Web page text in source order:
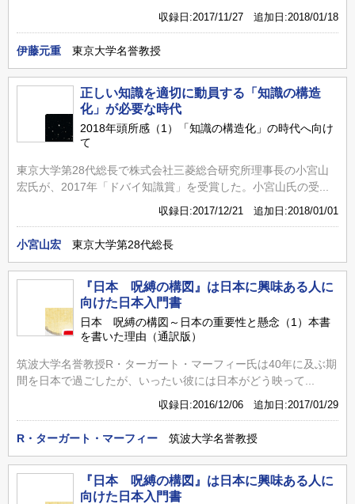
収録日:2017/11/27 追加日:2018/01/18
伊藤元重 東京大学名誉教授
正しい知識を適切に動員する「知識の構造
化」が必要な時代
2018年頭所感（1）「知識の構造化」の時代へ向け
て
東京大学第28代総長で株式会社三菱総合研究所理事長の小宮山
宏氏が、2017年「ドバイ知識賞」を受賞した。小宮山氏の受...
収録日:2017/12/21 追加日:2018/01/01
小宮山宏 東京大学第28代総長
『日本 呪縛の構図』は日本に興味ある人に
向けた日本入門書
日本 呪縛の構図～日本の重要性と懸念（1）本書
を書いた理由（通訳版）
筑波大学名誉教授R・ターガート・マーフィー氏は40年に及ぶ期
間を日本で過ごしたが、いったい彼には日本がどう映って...
収録日:2016/12/06 追加日:2017/01/29
R・ターガート・マーフィー 筑波大学名誉教授
『日本 呪縛の構図』は日本に興味ある人に
向けた日本入門書